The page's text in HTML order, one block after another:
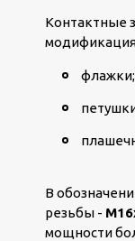
Контактные
флажки;
В
резьбы -
мощности